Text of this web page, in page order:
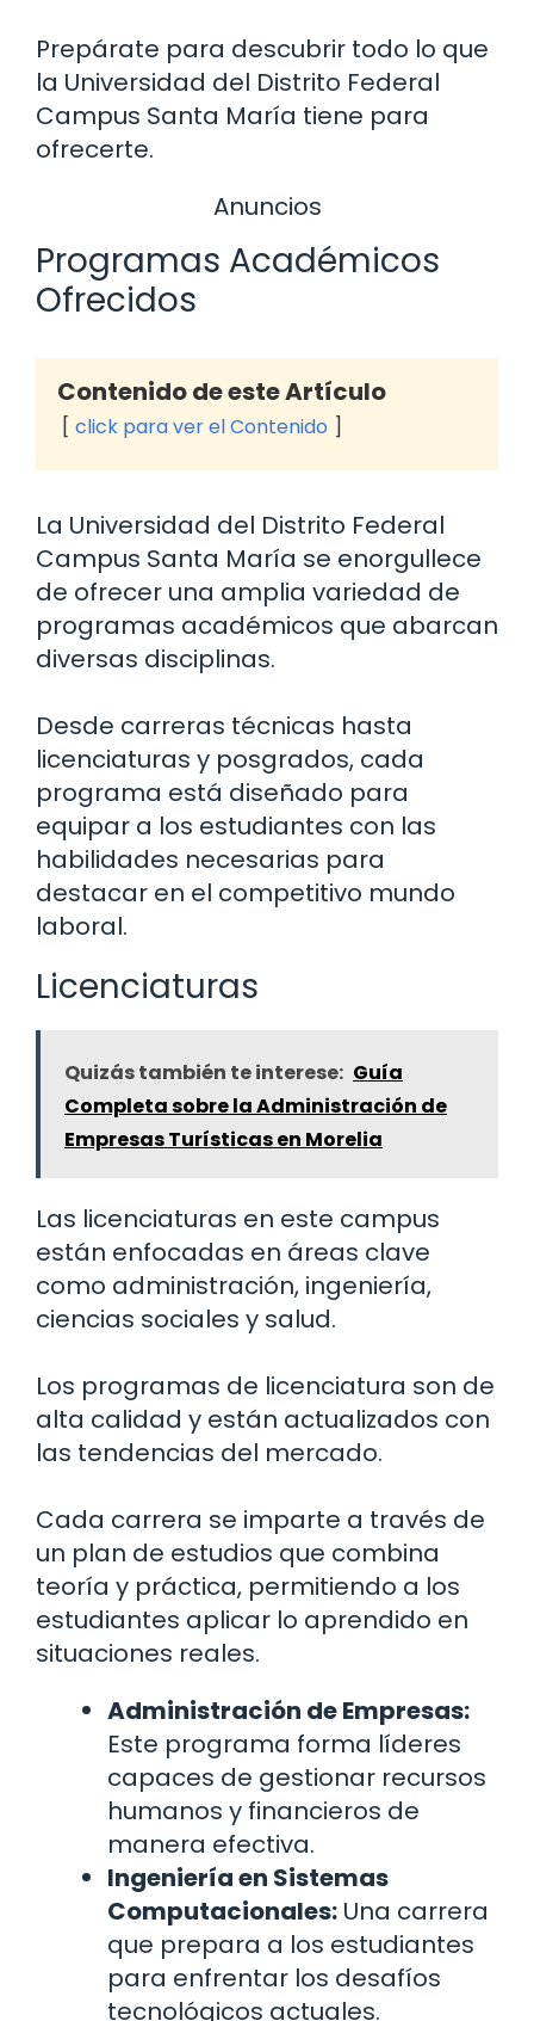
Prepárate para descubrir todo lo que
la Universidad del Distrito Federal
Campus Santa María tiene para
ofrecerte.
Anuncios
Programas Académicos
Ofrecidos
Contenido de este Artículo
click para ver el Contenido
La Universidad del Distrito Federal
Campus Santa María se enorgullece
de ofrecer una amplia variedad de
programas académicos que abarcan
diversas disciplinas.
Desde carreras técnicas hasta
licenciaturas y posgrados, cada
programa está diseñado para
equipar a los estudiantes con las
habilidades necesarias para
destacar en el competitivo mundo
laboral.
Licenciaturas
Quizás también te interese: Guía
Completa sobre la Administración de
Empresas Turísticas en Morelia
Las licenciaturas en este campus
están enfocadas en áreas clave
como administración, ingeniería,
ciencias sociales y salud.
Los programas de licenciatura son de
alta calidad y están actualizados con
las tendencias del mercado.
Cada carrera se imparte a través de
un plan de estudios que combina
teoría y práctica, permitiendo a los
estudiantes aplicar lo aprendido en
situaciones reales.
Administración de Empresas:
Este programa forma líderes
capaces de gestionar recursos
humanos y financieros de
manera efectiva.
Ingeniería en Sistemas
Computacionales: Una carrera
que prepara a los estudiantes
para enfrentar los desafíos
tecnológicos actuales.